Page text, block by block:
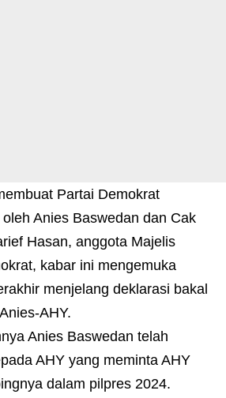
Partai Demokrat
Anies Baswedan dan Cak
Hasan, anggota Majelis
kabar ini mengemuka
menjelang deklarasi bakal
AHY.
Anies Baswedan telah
AHY yang meminta AHY
dalam pilpres 2024.